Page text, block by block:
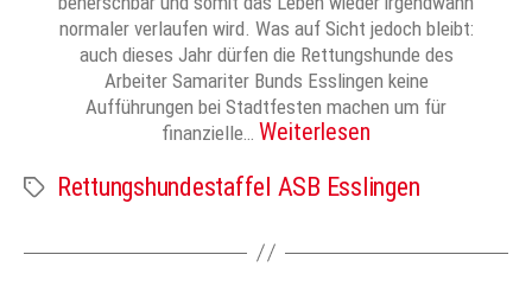
normaler verlaufen wird. Was auf Sicht jedoch bleibt:
auch dieses Jahr dürfen die Rettungshunde des
Arbeiter Samariter Bunds Esslingen keine
Aufführungen bei Stadtfesten machen um für
finanzielle… Weiterlesen
Schlagwörter
Rettungshundestaffel ASB Esslingen